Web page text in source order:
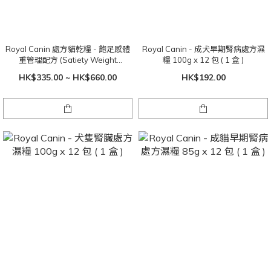
Royal Canin 處方貓乾糧 - 飽足感體
重管理配方 (Satiety Weight
HK$335.00 ~ HK$660.00
Royal Canin - 成犬早期腎病處方濕
糧 100g x 12 包 ( 1 盒 )
HK$192.00